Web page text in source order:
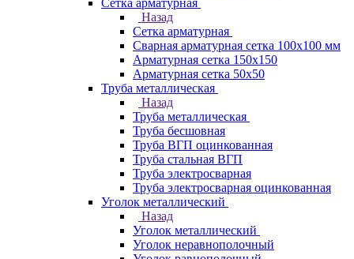
Сетка арматурная
Назад
Сетка арматурная
Сварная арматурная сетка 100х100 мм
Арматурная сетка 150х150
Арматурная сетка 50х50
Труба металлическая
Назад
Труба металлическая
Труба бесшовная
Труба ВГП оцинкованная
Труба стальная ВГП
Труба электросварная
Труба электросварная оцинкованная
Уголок металлический
Назад
Уголок металлический
Уголок неравнополочный